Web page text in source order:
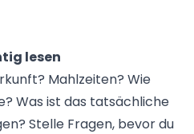
lesen
Mahlzeiten? Wie
Was ist das tatsächliche
Stelle Fragen, bevor du